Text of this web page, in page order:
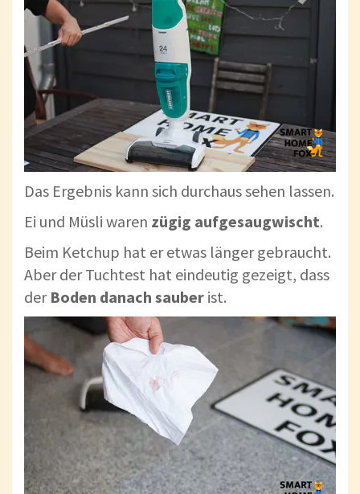
Das Ergebnis kann sich durchaus sehen lassen.
Ei und Müsli waren zügig aufgesaugwischt.
Beim Ketchup hat er etwas länger gebraucht.
Aber der Tuchtest hat eindeutig gezeigt, dass
der Boden danach sauber ist.